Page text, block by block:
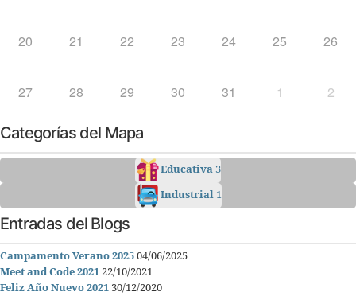
20 21 22 23 24 25 26
27 28 29 30 31 1 2
Categorías del Mapa
Educativa3
Industrial 1
Entradas del Blogs
Campamento Verano 202504/06/2025
Meet and Code 202122/10/2021
Feliz Año Nuevo 202130/12/2020